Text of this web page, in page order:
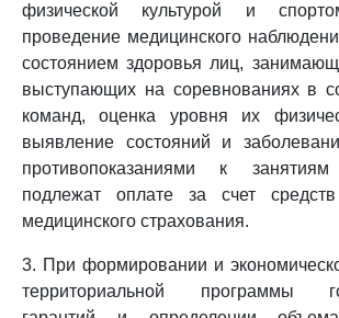
физической культурой и
проведение медицинского
состоянием здоровья лиц,
выступающих на соревнованиях в
команд, оценка уровня их
выявление состояний и
противопоказаниями к
подлежат оплате за счет средств
медицинского страхования.
3. При формировании и
территориальной программы